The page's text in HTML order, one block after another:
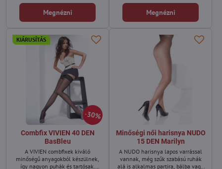
Megnézni Megnézni
30%
KIÁRUSÍTÁS
Combfix VIVIEN 40 DEN
BasBleu
A VIVIEN combfixek kiváló
minőségű anyagokból készülnek,
így nagyon puhák és tartósak.
Minőségi női harisnya NUDO
15 DEN Marilyn
A NUDO harisnya lapos varrással
vannak, még szűk szabású ruhák
alá is alkalmas partira, bálba vagy